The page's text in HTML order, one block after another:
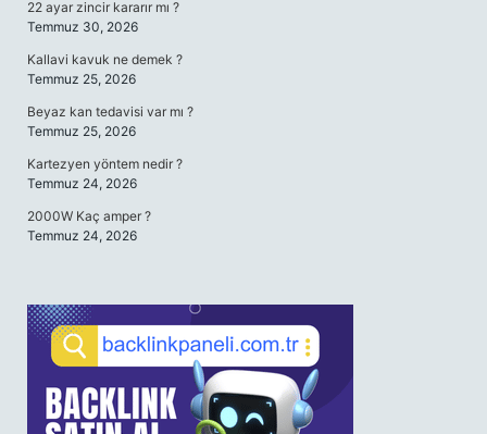
22 ayar zincir kararır mı ?
Temmuz 30, 2026
Kallavi kavuk ne demek ?
Temmuz 25, 2026
Beyaz kan tedavisi var mı ?
Temmuz 25, 2026
Kartezyen yöntem nedir ?
Temmuz 24, 2026
2000W Kaç amper ?
Temmuz 24, 2026